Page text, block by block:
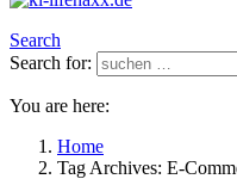
Search
Search for:
You are here:
Home
Tag Archives: E-